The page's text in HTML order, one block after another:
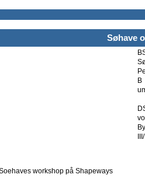
Søhave
B
workshop på Shapeways